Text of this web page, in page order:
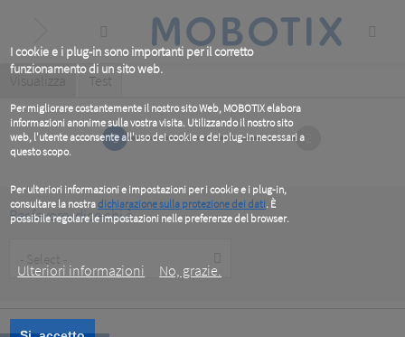
I cookie e i plug-in sono importanti per il corretto
funzionamento di un sito web.
Per migliorare costantemente il nostro sito Web, MOBOTIX elabora
informazioni anonime sulla vostra visita. Utilizzando il nostro sito
web, l'utente acconsente all'uso dei cookie e dei plug-in necessari a
questo scopo.
Per ulteriori informazioni e impostazioni per i cookie e i plug-in,
consultare la nostradichiarazione sulla protezione dei dati. È
possibile regolare le impostazioni nelle preferenze del browser.
Ulteriori informazioni
No, grazie.
content
Primary
tabs
Visualizza (active
Test
1
Per favore, dice chi è
Type